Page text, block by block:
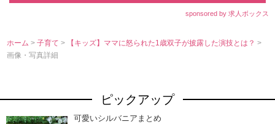
sponsored by 求人ボックス
ホーム >子育て> 【キッズ】ママに怒られた1歳双子が披露した演技とは？>
画像・写真詳細
ピックアップ
可愛いシルバニアまとめ